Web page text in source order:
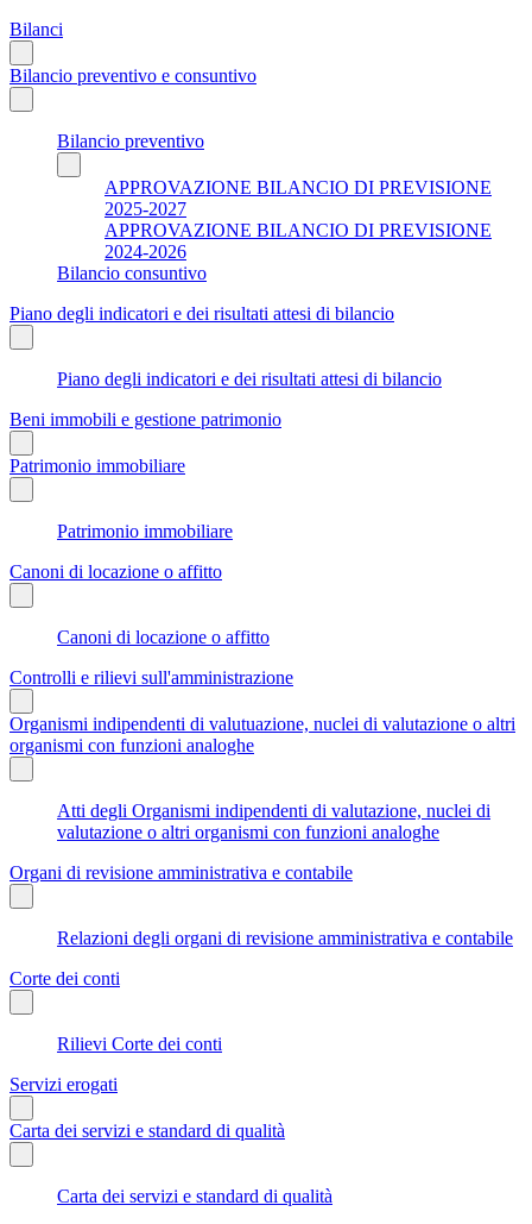
Bilanci
Bilancio preventivo e consuntivo
Bilancio preventivo
APPROVAZIONE BILANCIO DI PREVISIONE
2025-2027
APPROVAZIONE BILANCIO DI PREVISIONE
2024-2026
Bilancio consuntivo
Piano degli indicatori e dei risultati attesi di bilancio
Piano degli indicatori e dei risultati attesi di bilancio
Beni immobili e gestione patrimonio
Patrimonio immobiliare
Patrimonio immobiliare
Canoni di locazione o affitto
Canoni di locazione o affitto
Controlli e rilievi sull'amministrazione
Organismi indipendenti di valutuazione, nuclei di valutazione o altri
organismi con funzioni analoghe
Atti degli Organismi indipendenti di valutazione, nuclei di
valutazione o altri organismi con funzioni analoghe
Organi di revisione amministrativa e contabile
Relazioni degli organi di revisione amministrativa e contabile
Corte dei conti
Rilievi Corte dei conti
Servizi erogati
Carta dei servizi e standard di qualità
Carta dei servizi e standard di qualità